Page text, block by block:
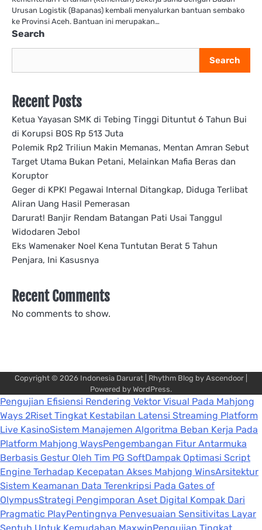
Urusan Logistik (Bapanas) kembali menyalurkan bantuan sembako
ke Provinsi Aceh. Bantuan ini merupakan…
Search
Search
Recent Posts
Ketua Yayasan SMK di Tebing Tinggi Dituntut 6 Tahun Bui
di Korupsi BOS Rp 513 Juta
Polemik Rp2 Triliun Makin Memanas, Mentan Amran Sebut
Target Utama Bukan Petani, Melainkan Mafia Beras dan
Koruptor
Geger di KPK! Pegawai Internal Ditangkap, Diduga Terlibat
Aliran Uang Hasil Pemerasan
Darurat! Banjir Rendam Batangan Pati Usai Tanggul
Widodaren Jebol
Eks Wamenaker Noel Kena Tuntutan Berat 5 Tahun
Penjara, Ini Kasusnya
Recent Comments
No comments to show.
Copyright © 2026 Indonesia Darurat | Rhythm Blog by Ascendoor
Powered by WordPress.
Pengujian Efisiensi Rendering Vektor Visual Pada Mahjong
Ways 2Riset Tingkat Kestabilan Latensi Streaming Platform
Live KasinoSistem Manajemen Algoritma Beban Kerja Pada
Platform Mahjong WaysPengembangan Fitur Antarmuka
Berbasis Gestur Oleh Tim PG SoftDampak Optimasi Script
Engine Terhadap Kecepatan Akses Mahjong WinsArsitektur
Sistem Keamanan Data Terenkripsi Pada Gates of
OlympusStrategi Pengimporan Aset Digital Kompak Dari
Pragmatic PlayPentingnya Penyesuaian Sensitivitas Layar